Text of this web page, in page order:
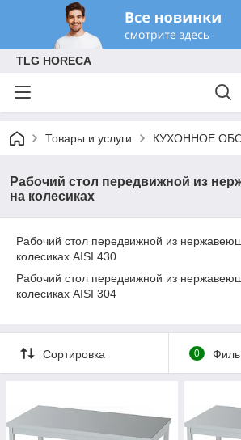
TLG HORECA
Товары и услуги КУХОННОЕ
Рабочий стол передвижной из
на колесиках
Рабочий стол передвижной из
колесиках AISI 430
Рабочий стол передвижной из
колесиках AISI 304
Сортировка 0